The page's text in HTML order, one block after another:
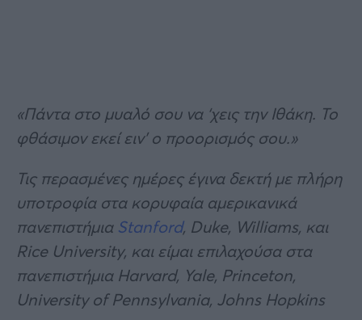
«Πάντα στο μυαλό σου να ‘χεις την Ιθάκη. Το
φθάσιμον εκεί ειν’ ο προορισμός σου.»
Τις περασμένες ημέρες έγινα δεκτή με πλήρη
υποτροφία στα κορυφαία αμερικανικά
πανεπιστήμια Stanford, Duke, Williams, και
Rice University, και είμαι επιλαχούσα στα
πανεπιστήμια Harvard, Yale, Princeton,
University of Pennsylvania, Johns Hopkins